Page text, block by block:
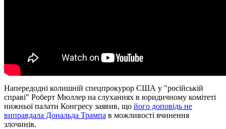
Напередодні колишній спецпрокурор США у "російській
справі" Роберт Мюллер на слуханнях в юридичному комітеті
нижньої палати Конгресу заявив, що його доповідь не
виправдала Дональда Трампа в можливості вчинення
злочинів.